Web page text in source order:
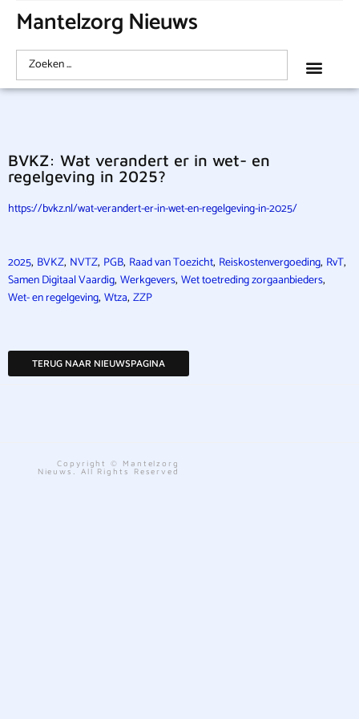
Mantelzorg Nieuws
BVKZ: Wat verandert er in wet- en
regelgeving in 2025?
https://bvkz.nl/wat-verandert-er-in-wet-en-regelgeving-in-2025/
2025, BVKZ, NVTZ, PGB, Raad van Toezicht, Reiskostenvergoeding, RvT,
Samen Digitaal Vaardig, Werkgevers, Wet toetreding zorgaanbieders,
Wet- en regelgeving, Wtza, ZZP
TERUG NAAR NIEUWSPAGINA
Copyright © Mantelzorg
Nieuws. All Rights Reserved